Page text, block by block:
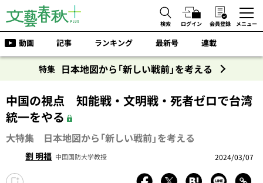
検索 ログイン 会員登録 メニュー
動画 記事 ランキング 最新号 連載
特集 日本地図から「新しい戦前」を考える
中国の視点 知能戦・文明戦・死者ゼロで台湾
統一をやる
大特集 日本地図から「新しい戦前」を考える
劉 明福 中国国防大学教授 2024/03/07